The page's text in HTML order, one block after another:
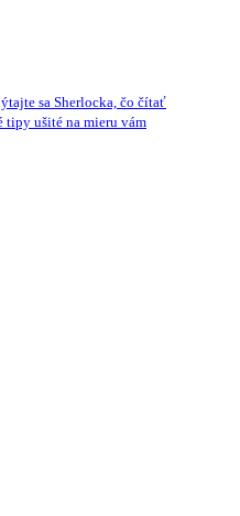
sa Sherlocka, čo čítať
tipy ušité na mieru vám